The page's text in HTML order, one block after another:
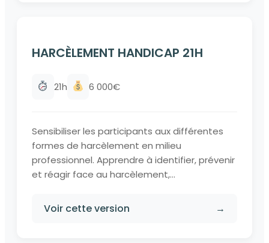
HARCÈLEMENT HANDICAP 21H
21h 6 000€
Sensibiliser les participants aux différentes
formes de harcèlement en milieu
professionnel. Apprendre à identifier, prévenir
et réagir face au harcèlement,...
Voir cette version →